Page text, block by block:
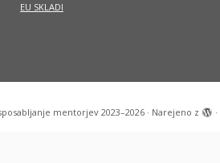
EU SKLADI
mentorjev 2023–2026· Narejeno z ·